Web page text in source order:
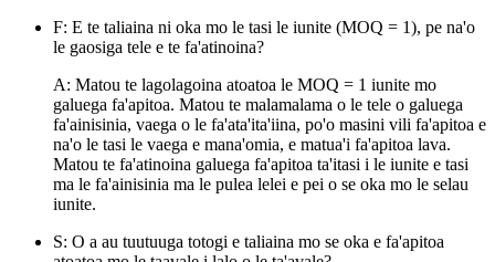
F: E te taliaina ni oka mo le tasi le iunite (MOQ = 1), pe na'o
le gaosiga tele e te fa'atinoina?
A: Matou te lagolagoina atoatoa le MOQ = 1 iunite mo
galuega fa'apitoa. Matou te malamalama o le tele o galuega
fa'ainisinia, vaega o le fa'ata'ita'iina, po'o masini vili fa'apitoa e
na'o le tasi le vaega e mana'omia, e matua'i fa'apitoa lava.
Matou te fa'atinoina galuega fa'apitoa ta'itasi i le iunite e tasi
ma le fa'ainisinia ma le pulea lelei e pei o se oka mo le selau
iunite.
S: O a au tuutuuga totogi e taliaina mo se oka e fa'apitoa